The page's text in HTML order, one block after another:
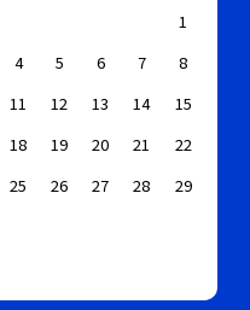
1
4 5 6 7
8
11 12 13 14
15
18 19 20 21
22
25 26 27 28
29